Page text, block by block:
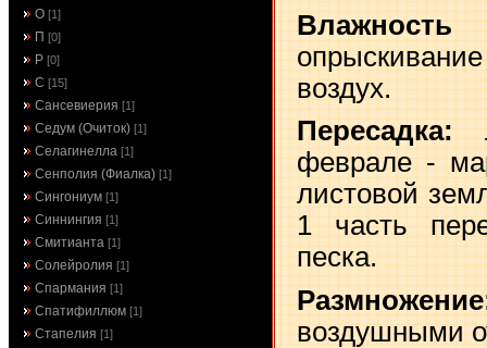
О [1]
П [0]
Р [0]
С [15]
Сансевиерия [1]
Седум (Очиток) [1]
Селагинелла [1]
Сенполия (Фиалка) [1]
Сингониум [1]
Синнингия [1]
Смитианта [1]
Солейролия [1]
Спармания [1]
Спатифиллюм [1]
Стапелия [1]
воздух.
Пересадка:
феврале -
листовой
1 часть
песка.
воздушными